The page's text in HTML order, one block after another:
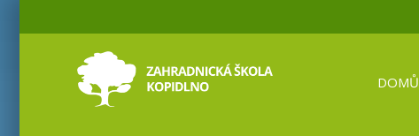
SZaŠ
Kopidlno DOMŮ